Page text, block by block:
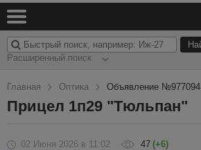
Расширенный поиск
Главная Оптика Объявление №977094
Прицел 1п29 "Тюльпан"
02 Июня 2026 в 11:02 47 (+6)